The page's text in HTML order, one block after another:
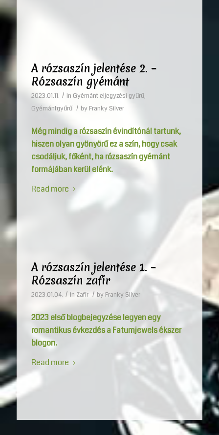
A rózsaszín jelentése 2. –
Rózsaszín gyémánt
2023.01.11. / in Gyémánt eljegyzési gyűrű,
Gyémántgyűrű / byFranky Silver
Még mindig a rózsaszín évindítónál tartunk,
hiszen olyan gyönyörű ez a szín, hogy csak
csodáljuk, főként, ha rózsaszín gyémánt
formájában kerül elénk.
Read more
A rózsaszín jelentése 1. –
Rózsaszín zafír
2023.01.04. / in Zafír / by Franky Silver
2023 első blogbejegyzése legyen egy
romantikus évkezdés a Fatumjewels ékszer
blogon.
Read more